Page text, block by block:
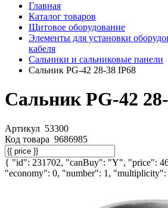
Главная
Каталог товаров
Щитовое оборудование
Элементы для установки
кабеля
Сальники и сальниковые панели
Сальник PG-42 28-38 IP68
Сальник PG-42
Артикул 53300
Код товара 9686985
{ "id": 231702, "canBuy": "Y", "price":
"economy": 0, "number": 1,